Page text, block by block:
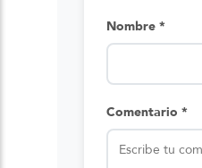
Nombre *
Comentario *